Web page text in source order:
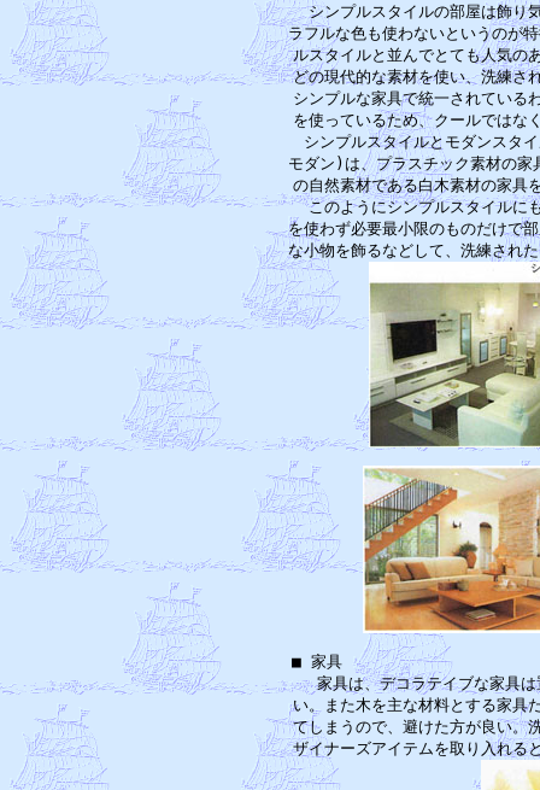
シンプルスタイルの部屋は飾り
ラフルな色も使わないというのが
ルスタイルと並んでとても人気の
どの現代的な素材を使い、洗練さ
シンプルな家具で統一されている
を使っているため、クールではな
シンプルスタイルとモダンスタ
モダン)は、プラスチック素材の家
の自然素材である白木素材の家具
このようにシンプルスタイルに
を使わず必要最小限のものだけで
■
家具は、デコラテイブな家具は
い。また木を主な材料とする家具
てしまうので、避けた方が良い。